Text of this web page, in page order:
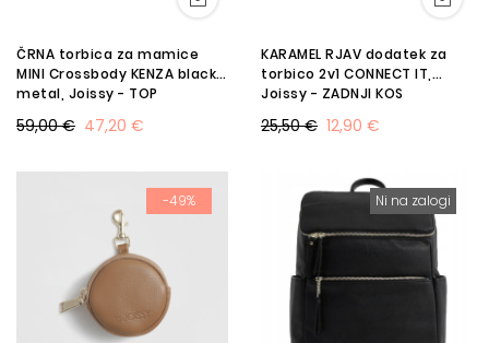
ČRNA torbica za mamice
MINI Crossbody KENZA black
metal, Joissy - TOP
47,20 €
59,00 €
KARAMEL RJAV dodatek za
torbico 2v1 CONNECT IT,
Joissy - ZADNJI KOS
12,90 €
25,50 €
-49% Ni na zalogi